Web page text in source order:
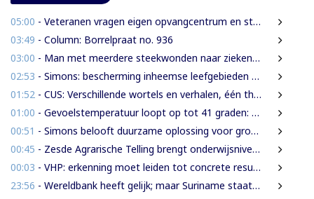
05:00 - Veteranen vragen eigen opvangcentrum en structurele steun: ‘Vandaag militair, morgen veteraan’
03:49 - Column: Borrelpraat no. 936
03:00 - Man met meerdere steekwonden naar ziekenhuis na ruzie bij discotheek
02:53 - Simons: bescherming inheemse leefgebieden en cultuur van nationaal belang
01:52 - CUS: Verschillende wortels en verhalen, één thuis
01:00 - Gevoelstemperatuur loopt op tot 41 graden: waarschuwing voor hittestress in Suriname
00:51 - Simons belooft duurzame oplossing voor grondenrechtenvraagstuk
00:45 - Zesde Agrarische Telling brengt onderwijsniveau landbouwers in kaart
00:03 - VHP: erkenning moet leiden tot concrete resultaten
23:56 - Wereldbank heeft gelijk; maar Suriname staat voor een grotere uitdaging